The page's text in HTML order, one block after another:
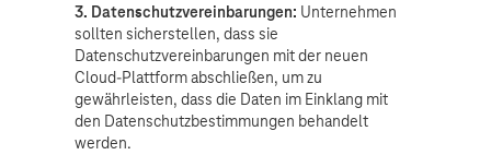
3. Datenschutzvereinbarungen: Unternehmen
sollten sicherstellen, dass sie
Datenschutzvereinbarungen mit der neuen
Cloud-Plattform abschließen, um zu
gewährleisten, dass die Daten im Einklang mit
den Datenschutzbestimmungen behandelt
werden.